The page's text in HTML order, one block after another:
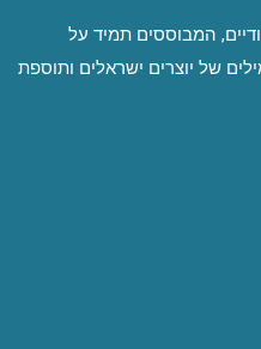
המבוססים תמיד על
של יוצרים ישראלים ותוספת